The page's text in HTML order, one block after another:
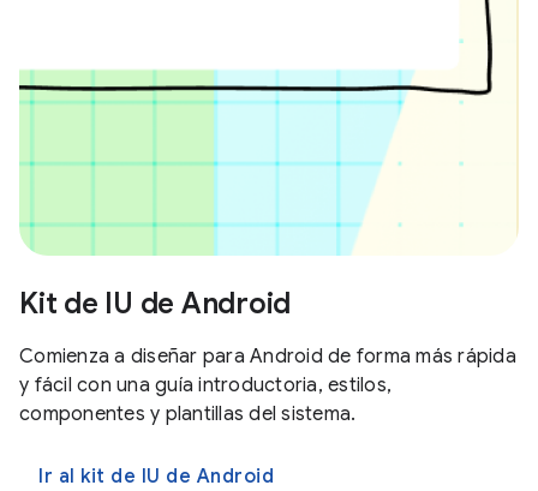
Kit de IU de Android
Comienza a diseñar para Android de forma más rápida
y fácil con una guía introductoria, estilos,
componentes y plantillas del sistema.
Ir al kit de IU de Android